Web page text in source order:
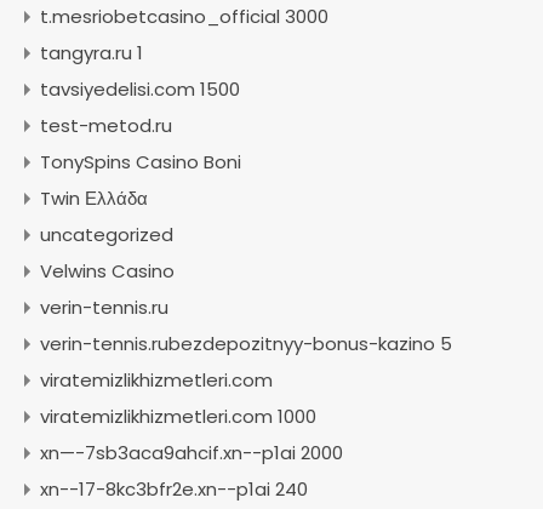
t.mesriobetcasino_official 3000
tangyra.ru 1
tavsiyedelisi.com 1500
test-metod.ru
TonySpins Casino Boni
Twin Ελλάδα
uncategorized
Velwins Casino
verin-tennis.ru
verin-tennis.rubezdepozitnyy-bonus-kazino 5
viratemizlikhizmetleri.com
viratemizlikhizmetleri.com 1000
xn—-7sb3aca9ahcif.xn--p1ai 2000
xn--17-8kc3bfr2e.xn--p1ai 240